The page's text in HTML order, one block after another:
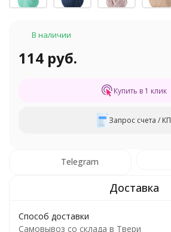
В наличии
114 руб.
Купить в 1 клик
Запрос счета / КП
Telegram
Способ доставки
Самовывоз со склада в Твери